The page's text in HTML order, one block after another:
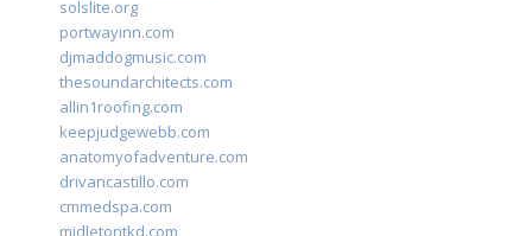
solslite.org
portwayinn.com
djmaddogmusic.com
thesoundarchitects.com
allin1roofing.com
keepjudgewebb.com
anatomyofadventure.com
drivancastillo.com
cmmedspa.com
midletontkd.com